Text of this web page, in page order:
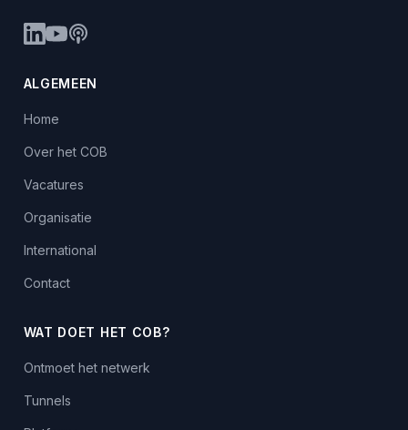
ALGEMEEN
Home
Over het COB
Vacatures
Organisatie
International
Contact
WAT DOET HET COB?
Ontmoet het netwerk
Tunnels